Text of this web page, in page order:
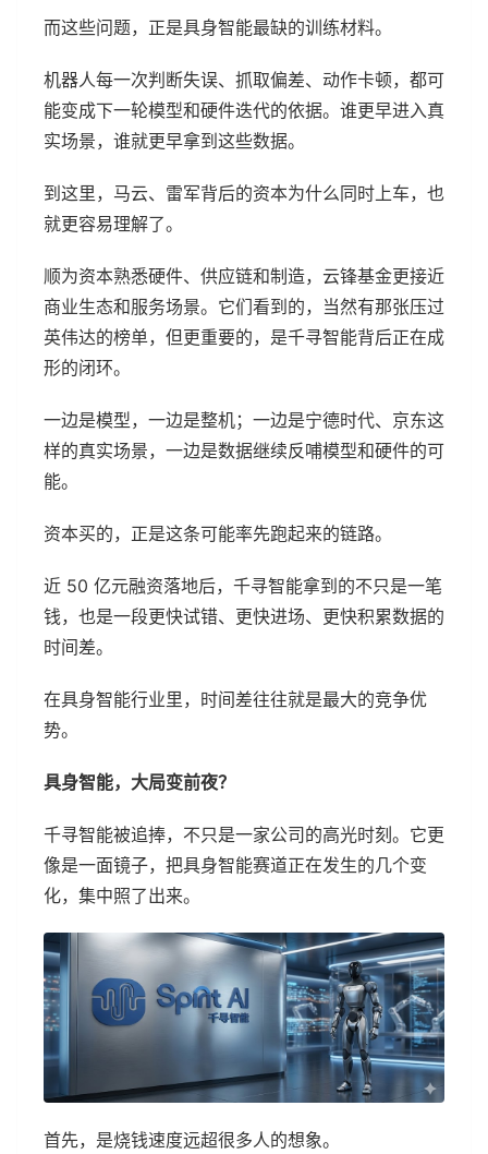
而这些问题，正是具身智能最缺的训练材料。
机器人每一次判断失误、抓取偏差、动作卡顿，都可
能变成下一轮模型和硬件迭代的依据。谁更早进入真
实场景，谁就更早拿到这些数据。
到这里，马云、雷军背后的资本为什么同时上车，也
就更容易理解了。
顺为资本熟悉硬件、供应链和制造，云锋基金更接近
商业生态和服务场景。它们看到的，当然有那张压过
英伟达的榜单，但更重要的，是千寻智能背后正在成
形的闭环。
一边是模型，一边是整机；一边是宁德时代、京东这
样的真实场景，一边是数据继续反哺模型和硬件的可
能。
资本买的，正是这条可能率先跑起来的链路。
近 50 亿元融资落地后，千寻智能拿到的不只是一笔
钱，也是一段更快试错、更快进场、更快积累数据的
时间差。
在具身智能行业里，时间差往往就是最大的竞争优
势。
具身智能，大局变前夜？
千寻智能被追捧，不只是一家公司的高光时刻。它更
像是一面镜子，把具身智能赛道正在发生的几个变
化，集中照了出来。
首先，是烧钱速度远超很多人的想象。